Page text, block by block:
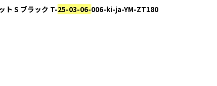
S ブラック T-25-03-06-006-ki-ja-YM-ZT180